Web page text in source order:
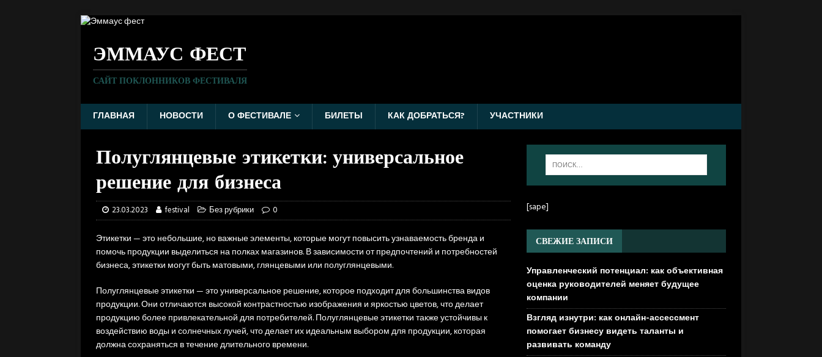
ЭММАУС ФЕСТ
САЙТ ПОКЛОННИКОВ ФЕСТИВАЛЯ
ГЛАВНАЯ НОВОСТИ О ФЕСТИВАЛЕ БИЛЕТЫ КАК ДОБРАТЬСЯ? УЧАСТНИКИ
Полуглянцевые этикетки: универсальное
решение для бизнеса
23.03.2023 festival Без рубрики 0
Этикетки — это небольшие, но важные элементы, которые могут повысить узнаваемость бренда и
помочь продукции выделиться на полках магазинов. В зависимости от предпочтений и потребностей
бизнеса, этикетки могут быть матовыми, глянцевыми или полуглянцевыми.
Полуглянцевые этикетки — это универсальное решение, которое подходит для большинства видов
продукции. Они отличаются высокой контрастностью изображения и яркостью цветов, что делает
продукцию более привлекательной для потребителей. Полуглянцевые этикетки также устойчивы к
воздействию воды и солнечных лучей, что делает их идеальным выбором для продукции, которая
должна сохраняться в течение длительного времени.
[sape]
СВЕЖИЕ ЗАПИСИ
Управленческий потенциал: как объективная
оценка руководителей меняет будущее
компании
Взгляд изнутри: как онлайн-ассессмент
помогает бизнесу видеть таланты и
развивать команду